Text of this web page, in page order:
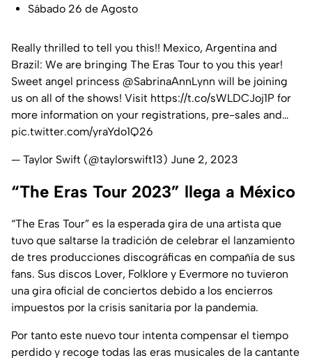
Sábado 26 de Agosto
Really thrilled to tell you this!! Mexico, Argentina and
Brazil: We are bringing The Eras Tour to you this year!
Sweet angel princess @SabrinaAnnLynn will be joining
us on all of the shows! Visit https://t.co/sWLDCJoj1P for
more information on your registrations, pre-sales and…
pic.twitter.com/yraYdo1Q26
— Taylor Swift (@taylorswift13) June 2, 2023
“The Eras Tour 2023” llega a México
“The Eras Tour” es la esperada gira de una artista que
tuvo que saltarse la tradición de celebrar el lanzamiento
de tres producciones discográficas en compañía de sus
fans. Sus discos Lover, Folklore y Evermore no tuvieron
una gira oficial de conciertos debido a los encierros
impuestos por la crisis sanitaria por la pandemia.
Por tanto este nuevo tour intenta compensar el tiempo
perdido y recoge todas las eras musicales de la cantante